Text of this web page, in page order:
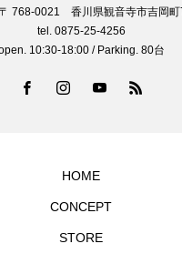
768-0021 香川県観音寺市吉岡町
tel. 0875-25-4256
10:30-18:00 / Parking. 80台
HOME
CONCEPT
STORE